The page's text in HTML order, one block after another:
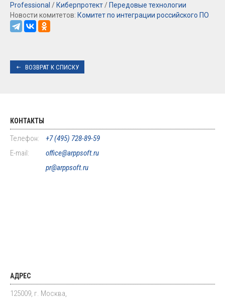
Professional / Киберпротект / Передовые технологии
Новости комитетов: Комитет по интеграции российского ПО
ВОЗВРАТ К СПИСКУ
КОНТАКТЫ
Телефон:
+7 (495) 728-89-59
E-mail:
office@arppsoft.ru
pr@arppsoft.ru
АДРЕС
125009, г. Москва,